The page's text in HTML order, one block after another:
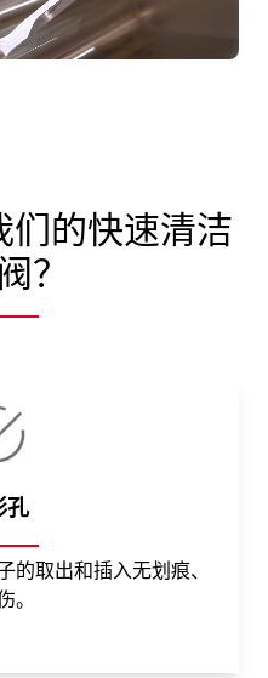
们的快速清洁
？
孔
的取出和插入无划痕、
。